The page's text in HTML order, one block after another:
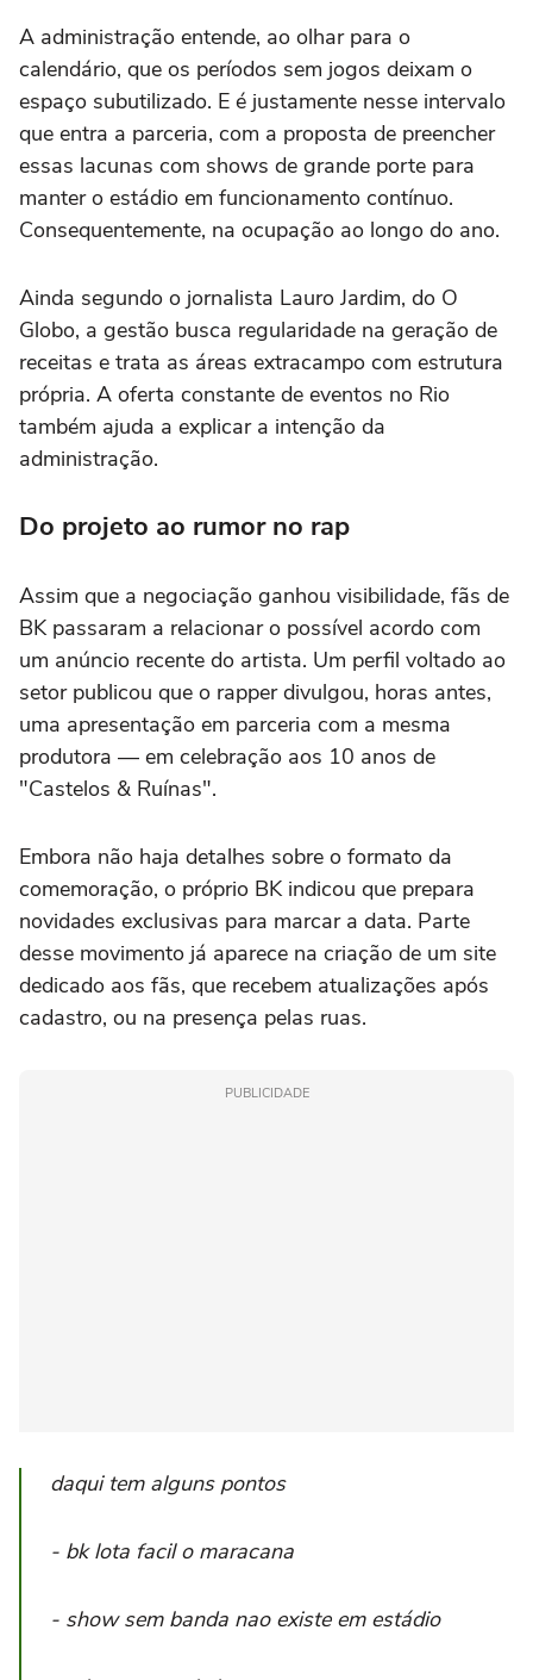
A administração entende, ao olhar para o
calendário, que os períodos sem jogos deixam o
espaço subutilizado. E é justamente nesse intervalo
que entra a parceria, com a proposta de preencher
essas lacunas com shows de grande porte para
manter o estádio em funcionamento contínuo.
Consequentemente, na ocupação ao longo do ano.
Ainda segundo o jornalista Lauro Jardim, do O
Globo, a gestão busca regularidade na geração de
receitas e trata as áreas extracampo com estrutura
própria. A oferta constante de eventos no Rio
também ajuda a explicar a intenção da
administração.
Do projeto ao rumor no rap
Assim que a negociação ganhou visibilidade, fãs de
BK passaram a relacionar o possível acordo com
um anúncio recente do artista. Um perfil voltado ao
setor publicou que o rapper divulgou, horas antes,
uma apresentação em parceria com a mesma
produtora — em celebração aos 10 anos de
"Castelos & Ruínas".
Embora não haja detalhes sobre o formato da
comemoração, o próprio BK indicou que prepara
novidades exclusivas para marcar a data. Parte
desse movimento já aparece na criação de um site
dedicado aos fãs, que recebem atualizações após
cadastro, ou na presença pelas ruas.
PUBLICIDADE
daqui tem alguns pontos
- bk lota facil o maracana
- show sem banda nao existe em estádio